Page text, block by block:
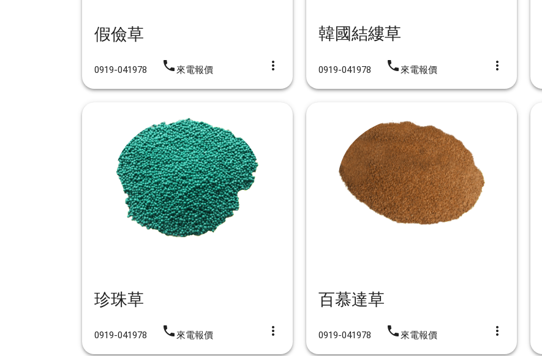
假儉草
more_vert
0919-041978 iphone 來電報價
韓國結縷草
more_vert
0919-041978 iphone 來電報價
珍珠草
more_vert
0919-041978 iphone 來電報價
百慕達草
more_vert
0919-041978 iphone 來電報價